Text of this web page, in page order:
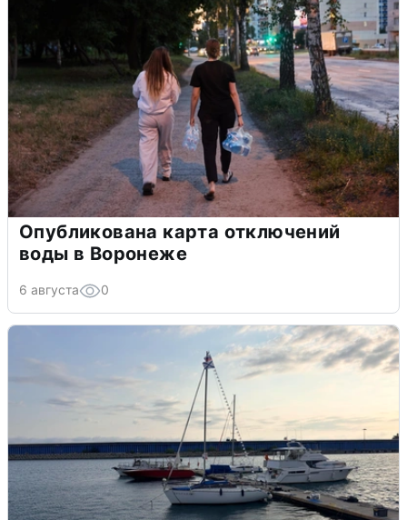
Опубликована карта отключений
воды в Воронеже
6 августа 0